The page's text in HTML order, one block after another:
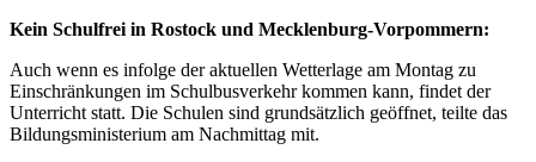
Kein Schulfrei in Rostock und Mecklenburg-Vorpommern:
Auch wenn es infolge der aktuellen Wetterlage am Montag zu
Einschränkungen im Schulbusverkehr kommen kann, findet der
Unterricht statt. Die Schulen sind grundsätzlich geöffnet, teilte das
Bildungsministerium am Nachmittag mit.